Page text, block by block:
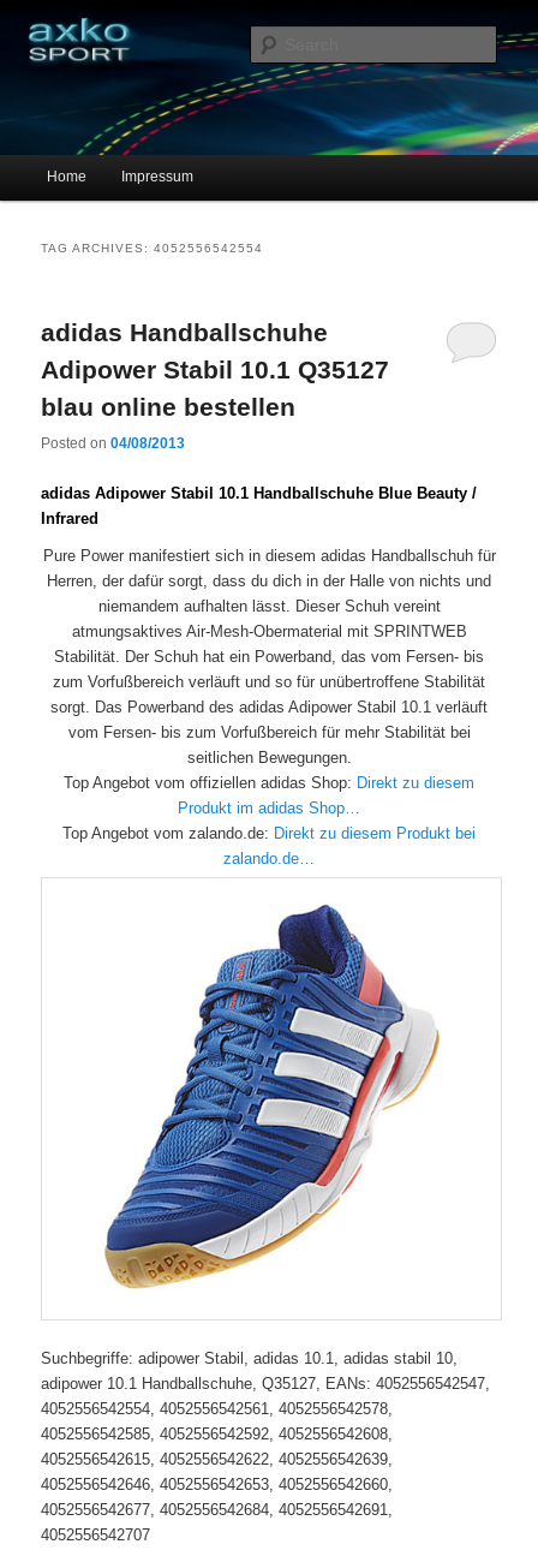
axko-sport – Sportschuhe online
Main menu
Skip to primary content
Skip to secondary content
Home Impressum
TAG ARCHIVES:4052556542554
adidas Handballschuhe
Adipower Stabil 10.1 Q35127
blau online bestellen
Posted on04/08/2013
adidas Adipower Stabil 10.1 Handballschuhe Blue Beauty /
Infrared
Pure Power manifestiert sich in diesem adidas Handballschuh für
Herren, der dafür sorgt, dass du dich in der Halle von nichts und
niemandem aufhalten lässt. Dieser Schuh vereint
atmungsaktives Air-Mesh-Obermaterial mit SPRINTWEB
Stabilität. Der Schuh hat ein Powerband, das vom Fersen- bis
zum Vorfußbereich verläuft und so für unübertroffene Stabilität
sorgt. Das Powerband des adidas Adipower Stabil 10.1 verläuft
vom Fersen- bis zum Vorfußbereich für mehr Stabilität bei
seitlichen Bewegungen.
Top Angebot vom offiziellen adidas Shop: Direkt zu diesem
Produkt im adidas Shop…
Top Angebot vom zalando.de: Direkt zu diesem Produkt bei
zalando.de…
Suchbegriffe: adipower Stabil, adidas 10.1, adidas stabil 10,
adipower 10.1 Handballschuhe, Q35127, EANs: 4052556542547,
4052556542554, 4052556542561, 4052556542578,
4052556542585, 4052556542592, 4052556542608,
4052556542615, 4052556542622, 4052556542639,
4052556542646, 4052556542653, 4052556542660,
4052556542677, 4052556542684, 4052556542691,
4052556542707